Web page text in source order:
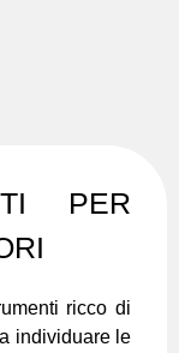
PER
ricco di
individuare le